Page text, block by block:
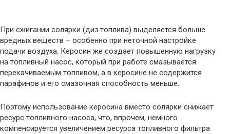
При сжигании солярки (диз.топлива) выделяется больше
вредных веществ – особенно при неточной настройке
подачи воздуха. Керосин же создает повышенную нагрузку
на топливный насос, который при работе смазывается
перекачиваемым топливом, а в керосине не содержится
парафинов и его смазочная способность меньше.
Поэтому использование керосина вместо солярки снижает
ресурс топливного насоса, что, впрочем, немного
компенсируется увеличением ресурса топливного фильтра